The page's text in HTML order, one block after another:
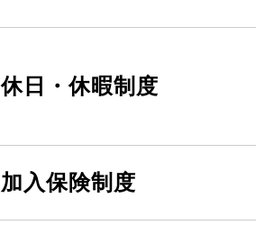
休日・休暇制度
加入保険制度